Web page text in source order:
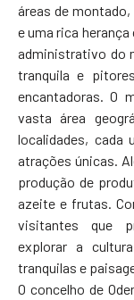
áreas de
e uma rica
administrativo do
tranquila e
encantadoras. O
vasta área
localidades, cada
atrações únicas.
produção de
azeite e frutas.
visitantes que
explorar a
tranquilas e
O concelho de